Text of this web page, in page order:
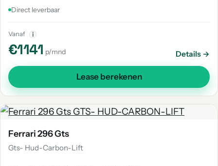
Direct leverbaar
Vanaf i
€1141 p/mnd Details →
Lease berekenen
Ferrari 296 Gts
Gts- Hud-Carbon-Lift